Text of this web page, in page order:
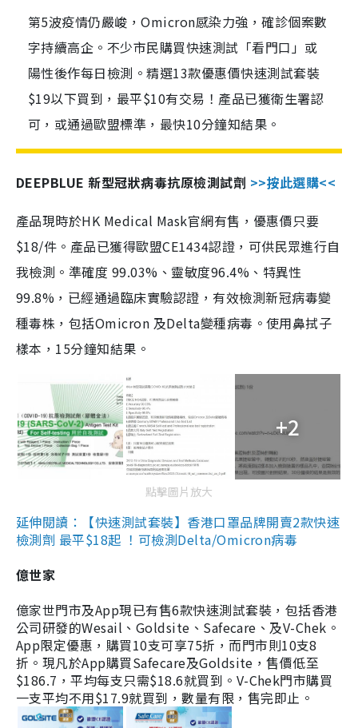
第5波疫情仍嚴峻，Omicron感染力強，確診個案數
字持續高企。不少市民購買快速測試「看門口」或
陽性後作每日檢測。精選13款優惠價快速測試套裝
$19以下買到，最平$10有交易！產品已獲衛生署認
可，或通過歐盟標準，最快10分鐘知結果。
DEEPBLUE 新型冠狀病毒抗原檢測試劑 >>按此選購<<
產品現時於HK Medical Mask官網有售，優惠價只要
$18/件。產品已獲得歐盟CE1434認證，可供民眾進行自
我檢測。準確度 99.03%、靈敏度96.4%、特異性
99.8%，已經通過臨床實驗認證，有效檢測新冠病毒變
種毒株，包括Omicron 及Delta變種病毒。使用鼻拭子
樣本，15分鐘知結果。
+2
點擊圖片放大
延伸閱讀：【快速測試套裝】香港口罩品牌開賣2款快速
檢測劑 最平$18起 ！可檢測Delta/Omicron病毒
億世家
億家世門市及App現已有售6款快速測試套裝，包括香港
公司研發的Wesail、Goldsite、Safecare、及V-Chek。
App限定優惠，購買10支可享75折，而門市則10支8
折。現凡於App購買Safecare及Goldsite，售價低至
$186.7，平均每支只需$18.6就買到。V-Chek門市購買
一支平均不用$17.9就買到，數量有限，售完即止。